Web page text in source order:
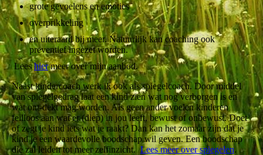
grote gevoelens en emoties
overprikkeling
en uiteraard bij meer. Natuurlijk kan coaching ook
preventief ingezet worden.
Leeshiermeer over mijn aanbod.
Naast kindercoach werk ik ook als spiegelcoach. Door middel
van spiegelgedrag laat een kind zien wat nog verborgen is en
wat ont-dekt mag worden. Als geen ander voelen kinderen
feilloos aan wat er (diep) in jou leeft, bewust of onbewust. Doet
of zegt je kind iets wat je raakt? Dan kan het zomaar zijn dat je
kind je een waardevolle boodschap wil geven. Een boodschap
die zal leiden tot meer zelfinzicht.Lees meer over spiegelen.